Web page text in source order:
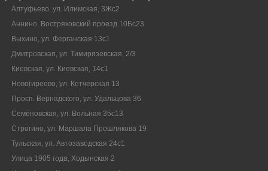
Алтуфьево, ул. Илимская, 3Жс2
Аннино, Востряковский проезд 10Бс23
Выхино, ул. Ферганская 13с1
Дмитровская, ул. Тимирязевская, 2/3
Киевская, ул. Киевская, 14с1
Новогиреево, ул. Кетчерская 13
Просп. Вернадского, ул. Удальцова 36
Семёновская, ул. Вольная 35с13
Строгино, ул. Маршала Прошлякова 19
Тульская, ул. Автозаводская 24с1
Улица 1905 года, Ходынская 2